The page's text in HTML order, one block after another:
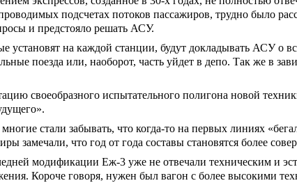
подсчетах потоков пассажиров, трудно было
и предстояло решать АСУ.
установят на каждой станции, будут докладывать АСУ о
поезда или, наоборот, часть уйдет в депо. Так же в
своеобразного испытательного полигона новой
стали забывать, что когда-то на первых линиях
замечали, что год от года составы становятся более
модификации Еж-3 уже не отвечали техническим и
Короче говоря, нужен был вагон с более высокими